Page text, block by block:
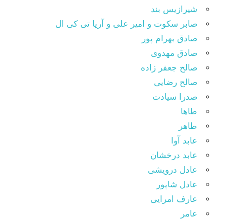
شیرازیس بند
صابر سکوت و امیر علی و آریا تی کی ال
صادق بهرام پور
صادق مهدوی
صالح جعفر زاده
صالح رضایی
صدرا سیادت
طاها
طاهر
عابد آوا
عابد درخشان
عادل درویشی
عادل شاپور
عارف امرایی
عامر